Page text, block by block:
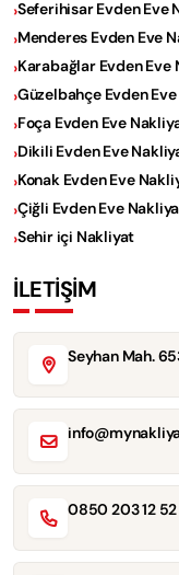
Seferihisar Evden Eve
Menderes Evden Eve
Karabağlar Evden Eve
Güzelbahçe Evden
Foça Evden Eve
Dikili Evden Eve
Konak Evden Eve
Çiğli Evden Eve
Sehir içi Nakliyat
İLETİŞİM
Seyhan Mah.
0850 203 12 52